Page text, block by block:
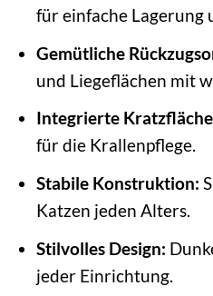
für einfache Lagerung
Gemütliche
und Liegeflächen mit
Integrierte
für die Krallenpflege.
Stabile Konstruktion:
Katzen jeden Alters.
Stilvolles Design:
jeder Einrichtung.